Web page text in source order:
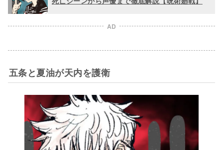
AD
五条と夏油が天内を護衛